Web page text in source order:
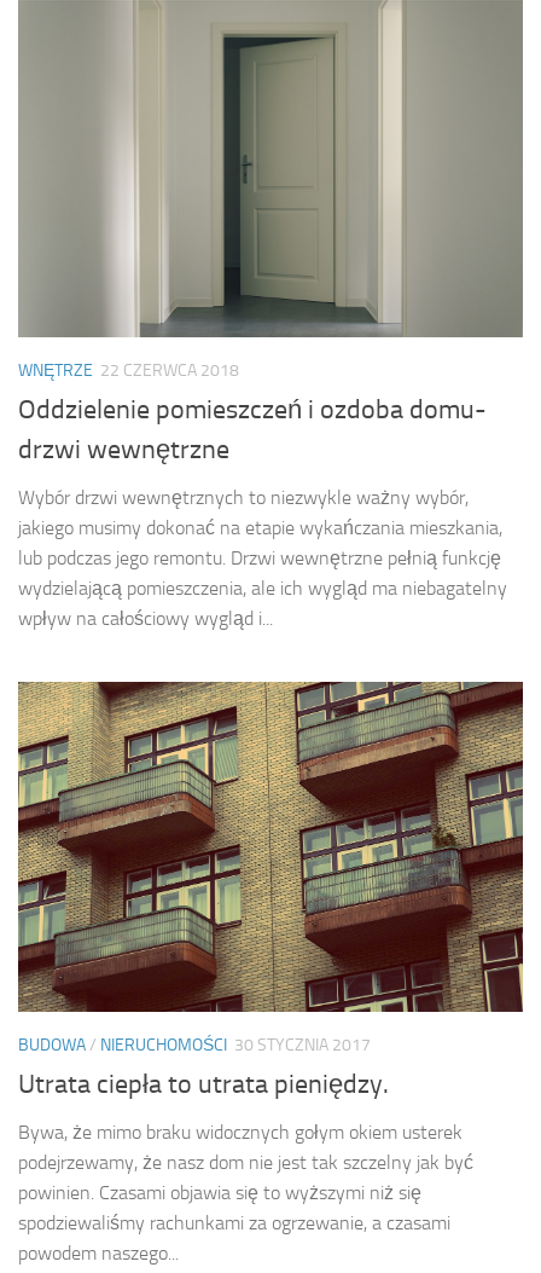
WNĘTRZE 22 CZERWCA 2018
Oddzielenie pomieszczeń i ozdoba domu-
drzwi wewnętrzne
Wybór drzwi wewnętrznych to niezwykle ważny wybór,
jakiego musimy dokonać na etapie wykańczania mieszkania,
lub podczas jego remontu. Drzwi wewnętrzne pełnią funkcję
wydzielającą pomieszczenia, ale ich wygląd ma niebagatelny
wpływ na całościowy wygląd i...
BUDOWA/ NIERUCHOMOŚCI 30 STYCZNIA 2017
Utrata ciepła to utrata pieniędzy.
Bywa, że mimo braku widocznych gołym okiem usterek
podejrzewamy, że nasz dom nie jest tak szczelny jak być
powinien. Czasami objawia się to wyższymi niż się
spodziewaliśmy rachunkami za ogrzewanie, a czasami
powodem naszego...